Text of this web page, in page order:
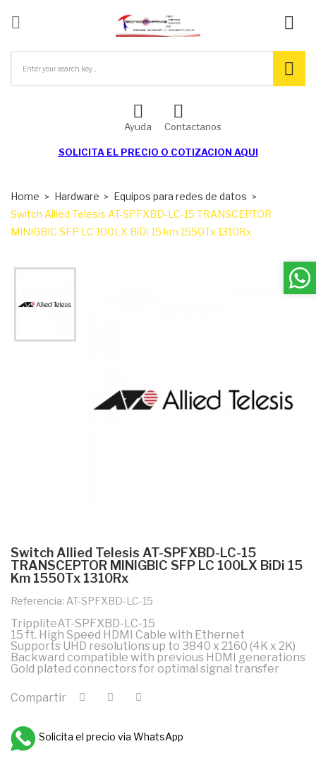

Ayuda Contactanos
SOLICITA EL PRECIO O COTIZACION AQUI
Home Hardware
Equipos para redes de datos
Switch Allied Telesis AT-SPFXBD-LC-15 TRANSCEPTOR
MINIGBIC SFP LC 100LX BiDi 15 km 1550Tx 1310Rx
Switch Allied Telesis AT-SPFXBD-LC-15
TRANSCEPTOR MINIGBIC SFP LC 100LX BiDi 15
Km 1550Tx 1310Rx
Referencia: AT-SPFXBD-LC-15
TrippliteAT-SPFXBD-LC-15
15 ft. High Speed HDMI Cable with Ethernet
Supports UHD resolutions up to 3840 x 2160 (4K x 2K)
Backward compatible with previous HDMI generations
Gold plated connectors for optimal signal transfer
Compartir
Solicita el precio via WhatsApp